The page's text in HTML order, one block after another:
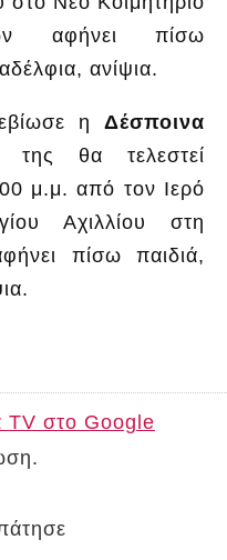
αφήνει πίσω
ανίψια.
η Δέσποινα
θα τελεστεί
μ.μ. από τον Ιερό
Αχιλλίου στη
πίσω παιδιά,
TV στο Google